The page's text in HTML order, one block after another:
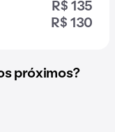
R$ 135
R$ 130
próximos?